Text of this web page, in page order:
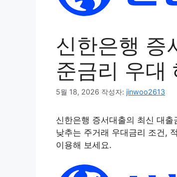
신한은행 증
준금리 우대
5월 18, 2026 작성자: jinwoo2613
신한은행 증서대출의 최신 대
낮추는 주거래 우대금리 조건,
이용해 보세요.